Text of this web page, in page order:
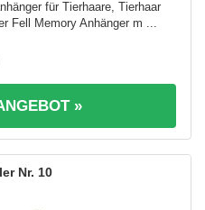
für Tierhaare, Tierhaar
Fell Memory Anhänger m ...
»
10